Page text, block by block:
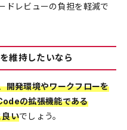
ドレビューの負担を軽減で
維持したいなら
開発環境やワークフローを
の拡張機能である
いでしょう。